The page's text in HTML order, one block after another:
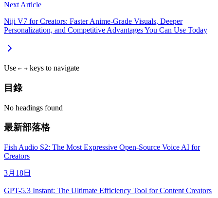
Next Article
Niji V7 for Creators: Faster Anime-Grade Visuals, Deeper
Personalization, and Competitive Advantages You Can Use Today
Use ← → keys to navigate
目錄
No headings found
最新部落格
Fish Audio S2: The Most Expressive Open-Source Voice AI for
Creators
3月18日
GPT-5.3 Instant: The Ultimate Efficiency Tool for Content Creators